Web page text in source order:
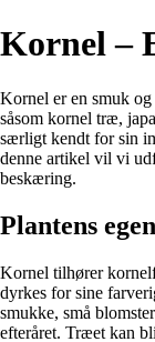
Kornel –
Kornel er en smuk
såsom kornel træ,
særligt kendt for sin
denne artikel vil vi
beskæring.
Plantens
Kornel tilhører
dyrkes for sine
smukke, små
efteråret. Træet kan